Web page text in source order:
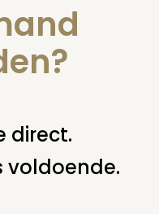
nieuws sjoelbakkist
amsterdam
direct.
voldoende.